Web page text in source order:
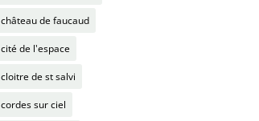
château de faucaud
cité de l'espace
cloitre de st salvi
cordes sur ciel